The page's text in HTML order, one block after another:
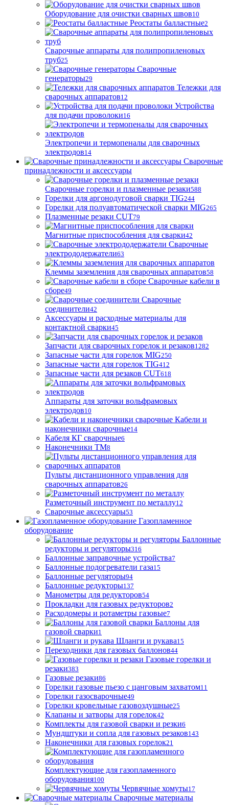
Оборудование для очистки сварных швов10
Реостаты балластные2
Сварочные аппараты для полипропиленовых
труб25
Сварочные
генераторы29
Тележки для
сварочных аппаратов12
Устройства
для подачи проволоки16
Электропечи и термопеналы для сварочных
электродов14
Сварочные
принадлежности и аксессуары
Сварочные горелки и плазменные резаки588
Горелки для аргонодуговой сварки TIG244
Горелки для полуавтоматической сварки MIG265
Плазменные резаки CUT79
Магнитные приспособления для сварки42
Сварочные
электрододержатели63
Клеммы заземления для сварочных аппаратов58
Сварочные кабели в
сборе49
Сварочные
соединители42
Аксессуары и расходные материалы для
контактной сварки45
Запчасти для сварочных горелок и резаков1282
Запасные части для горелок MIG250
Запасные части для горелок TIG412
Запасные части для резаков CUT618
Аппараты для заточки вольфрамовых
электродов10
Кабели и
наконечники сварочные14
Кабеля КГ сварочные6
Наконечники ТМ8
Пульты дистанционного управления для
сварочных аппаратов26
Разметочный инструмент по металлу12
Сварочные аксессуары53
Газопламенное
оборудование
Баллонные
редукторы и регуляторы316
Баллонные заправочные устройства7
Баллонные подогреватели газа15
Баллонные регуляторы94
Баллонные редукторы137
Манометры для редукторов54
Прокладки для газовых редукторов2
Расходомеры и ротаметры газовые7
Баллоны для
газовой сварки1
Шланги и рукава15
Переходники для газовых баллонов44
Газовые горелки и
резаки383
Газовые резаки86
Горелки газовые пьезо с цанговым захватом11
Горелки газосварочные49
Горелки кровельные газовоздушные25
Клапаны и затворы для горелок42
Комплекты для газовой сварки и резки6
Мундштуки и сопла для газовых резаков143
Наконечники для газовых горелок21
Комплектующие для газопламенного
оборудования100
Червячные хомуты17
Сварочные материалы